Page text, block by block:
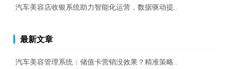
汽车美容店收银系统助力智能化运营，数据驱动提..
最新文章
汽车美容管理系统：储值卡营销没效果？精准策略..